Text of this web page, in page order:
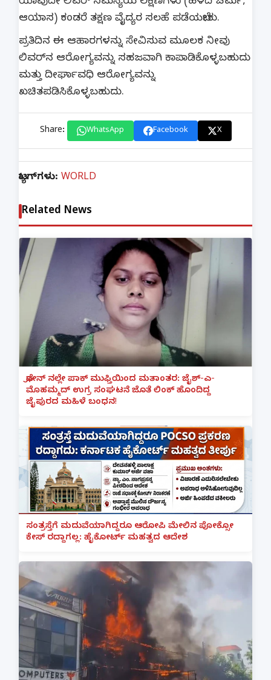
ಆಯಾಸ) ಕಂಡರೆ ತಕ್ಷಣ ವೈದ್ಯರ ಸಲಹೆ ಪಡೆಯಬೇಕು.
ಪ್ರತಿದಿನ ಈ ಆಹಾರಗಳನ್ನು ಸೇವಿಸುವ ಮೂಲಕ ನೀವು
ಲಿವರ್‌ನ ಆರೋಗ್ಯವನ್ನು ಸಹಜವಾಗಿ ಕಾಪಾಡಿಕೊಳ್ಳಬಹುದು
ಮತ್ತು ದೀರ್ಘಾವಧಿ ಆರೋಗ್ಯವನ್ನು
ಖಚಿತಪಡಿಸಿಕೊಳ್ಳಬಹುದು.
Share: WhatsApp Facebook X
ಟ್ಯಾಗ್‌ಗಳು: WORLD
Related News
ಫೋನ್ ನಲ್ಲೇ ಪಾಕ್ ಮುಫ್ತಿಯಿಂದ ಮತಾಂತರ: ಜೈಶ್-ಎ-
ಮೊಹಮ್ಮದ್ ಉಗ್ರ ಸಂಘಟನೆ ಜೊತೆ ಲಿಂಕ್ ಹೊಂದಿದ್ದ
ಜೈಪುರದ ಮಹಿಳೆ ಬಂಧನ!
ಸಂತ್ರಸ್ತೆಗೆ ಮದುವೆಯಾಗಿದ್ದರೂ ಆರೋಪಿ ಮೇಲಿನ ಪೋಕ್ಸೋ
ಕೇಸ್ ರದ್ದಾಗಲ್ಲ: ಹೈಕೋರ್ಟ್ ಮಹತ್ವದ ಆದೇಶ